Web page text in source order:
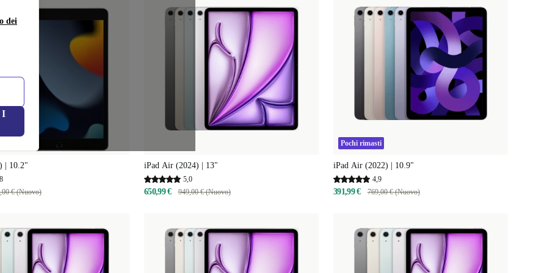
dei
I
| 10.2"
€ (Nuovo)
iPad Air (2024) | 13"
5,0
650,99 € 949,00 € (Nuovo)
Pochi rimasti
iPad Air (2022) | 10.9"
4,9
391,99 € 769,00 € (Nuovo)